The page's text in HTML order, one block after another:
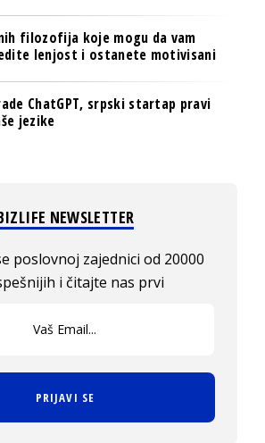
filozofija koje mogu da vam
lenjost i ostanete motivisani
ChatGPT, srpski startap pravi
jezike
NEWSLETTER
poslovnoj zajednici od 20000
i čitajte nas prvi
PRIJAVI SE